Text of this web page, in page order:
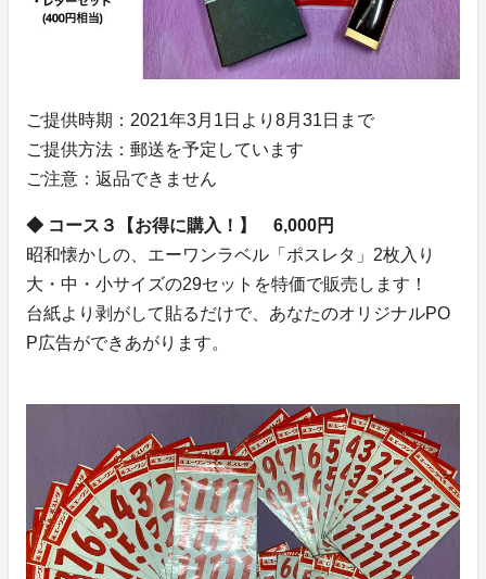
ご提供時期：2021年3月1日より8月31日まで
ご提供方法：郵送を予定しています
ご注意：返品できません
◆ コース３【お得に購入！】 6,000円
昭和懐かしの、エーワンラベル「ポスレタ」2枚入り
大・中・小サイズの29セットを特価で販売します！
台紙より剥がして貼るだけで、あなたのオリジナルPO
P広告ができあがります。